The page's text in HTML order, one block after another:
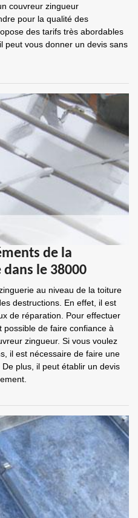
couvreur zingueur
pour la qualité des
des tarifs très abordables
peut vous donner un devis sans
de la
le 38000
au niveau de la toiture
destructions. En effet, il est
de réparation. Pour effectuer
possible de faire confiance à
zingueur. Si vous voulez
il est nécessaire de faire une
plus, il peut établir un devis